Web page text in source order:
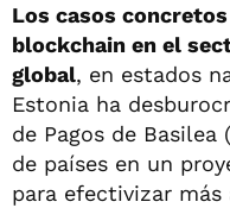
Los casos
blockchain en el
global, en estados
Estonia ha
de Pagos de
de países en un
para efectivizar